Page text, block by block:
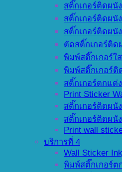
สติ๊กเกอร์ติดผนั
สติ๊กเกอร์ติดผนั
สติ๊กเกอร์ติดผนั
ตัดสติ๊กเกอร์ติด
พิมพ์สติ๊กเกอร์ใ
พิมพ์สติ๊กเกอร์ติ
สติ๊กเกอร์ตกแต่
Print Sticker
สติ๊กเกอร์ติดผนั
สติ๊กเกอร์ติดผนั
Print wall
บริการที่ 4
Wall Sticker
พิมพ์สติ๊กเกอร์ต